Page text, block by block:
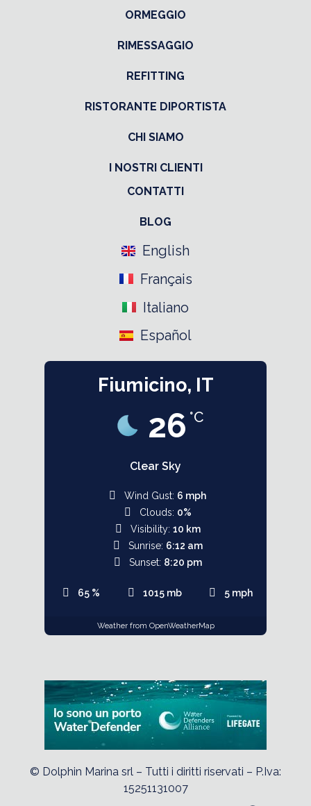
ORMEGGIO
RIMESSAGGIO
REFITTING
RISTORANTE DIPORTISTA
CHI SIAMO
I NOSTRI CLIENTI
CONTATTI
BLOG
English
Français
Italiano
Español
Fiumicino, IT
26 °C
Clear Sky
65 % 1015 mb 5 mph
Wind Gust: 6 mph
Clouds: 0%
Visibility: 10 km
Sunrise: 6:12 am
Sunset: 8:20 pm
Weather from OpenWeatherMap
© Dolphin Marina srl – Tutti i diritti riservati – P.Iva:
15251131007